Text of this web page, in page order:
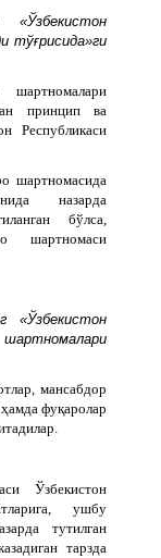
«Ўзбекистон
тўғрисида»ги
шартномалари
принцип ва
Республикаси
шартномасида
назарда
бўлса,
шартномаси
«Ўзбекистон
мансабдор
фуқаролар
Ўзбекистон
ушбу
тутилган
тарзда